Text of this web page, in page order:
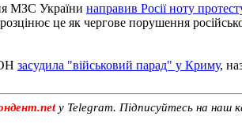
МЗС України направив Росії ноту
це як чергове порушення
засудила "військовий парад" у Криму,
у Telegram. Підписуйтесь на наш